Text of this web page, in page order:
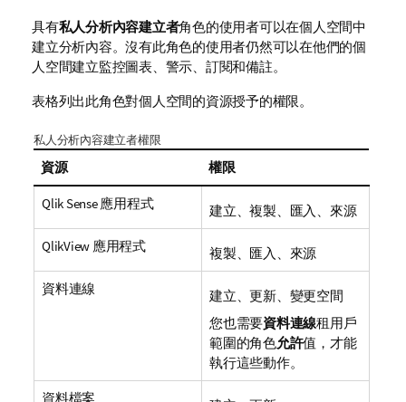
具有私人分析內容建立者角色的使用者可以在個人空間中
建立分析內容。沒有此角色的使用者仍然可以在他們的個
人空間建立監控圖表、警示、訂閱和備註。
表格列出此角色對個人空間的資源授予的權限。
私人分析內容建立者權限
資源 權限
Qlik Sense 應用程式 建立、複製、匯入、來源
QlikView 應用程式 複製、匯入、來源
資料連線
建立、更新、變更空間
您也需要資料連線租用戶
範圍的角色允許值，才能
執行這些動作。
資料檔案